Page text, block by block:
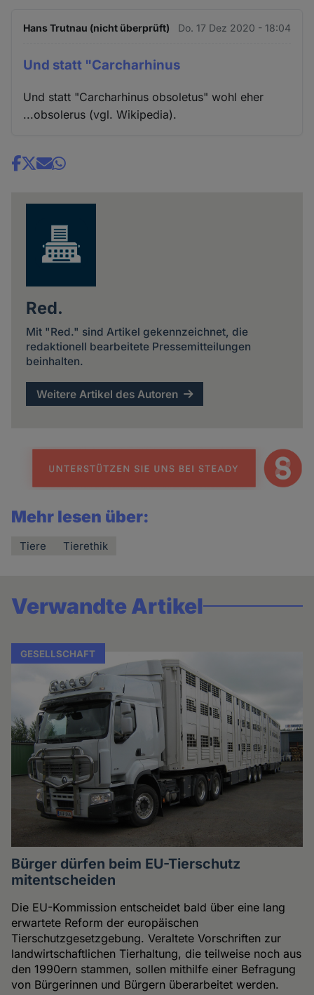
Hans Trutnau (nicht überprüft) Do. 17 Dez 2020 - 18:04
Und statt "Carcharhinus
Und statt "Carcharhinus obsoletus" wohl eher
...obsolerus (vgl. Wikipedia).
Share
Red.
Mit "Red." sind Artikel gekennzeichnet, die
redaktionell bearbeitete Pressemitteilungen
beinhalten.
Weitere Artikel des Autoren
Mehr lesen über:
Tiere Tierethik
Verwandte Artikel
GESELLSCHAFT
Bürger dürfen beim EU-Tierschutz
mitentscheiden
Die EU-Kommission entscheidet bald über eine lang
erwartete Reform der europäischen
Tierschutzgesetzgebung. Veraltete Vorschriften zur
landwirtschaftlichen Tierhaltung, die teilweise noch aus
den 1990ern stammen, sollen mithilfe einer Befragung
von Bürgerinnen und Bürgern überarbeitet werden.